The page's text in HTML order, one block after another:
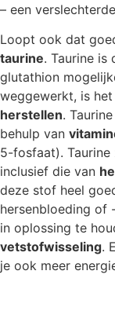
– een
Loopt ook dat
taurine. Taurine is
glutathion
weggewerkt, is
herstellen.
behulp van
5-fosfaat).
inclusief die van
deze stof heel
hersenbloeding of
in oplossing te
vetstofwisseling.
je ook meer